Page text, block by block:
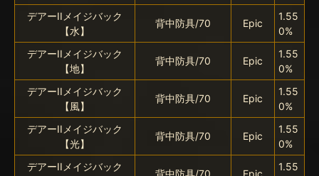
デアーIIメイジバック
【水】
背中防具/70 Epic
1.55
0%
デアーIIメイジバック
【地】
背中防具/70 Epic
1.55
0%
デアーIIメイジバック
【風】
背中防具/70 Epic
1.55
0%
デアーIIメイジバック
【光】
背中防具/70 Epic
1.55
0%
デアーIIメイジバック
背中防具/70 Epic
1.55